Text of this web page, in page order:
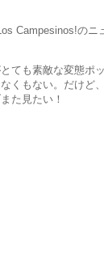
Campesinos!のニ
ても素敵な変態ポ
くもない。だけど
た見たい！